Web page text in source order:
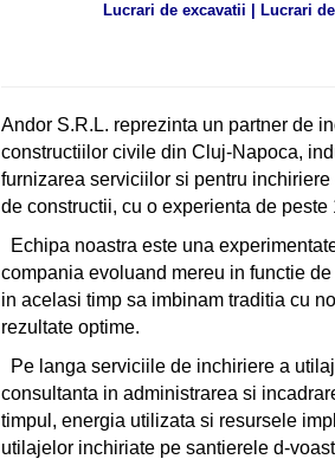
Lucrari de excavatii | Lucrari
Andor S.R.L. reprezinta un partner de
constructiilor civile din Cluj-Napoca,
furnizarea serviciilor si pentru
de constructii, cu o experienta de peste
Echipa noastra este una
compania evoluand mereu in functie
in acelasi timp sa imbinam traditia cu
rezultate optime.
Pe langa serviciile de inchiriere a
consultanta in administrarea si
timpul, energia utilizata si resursele
utilajelor inchiriate pe santierele d-